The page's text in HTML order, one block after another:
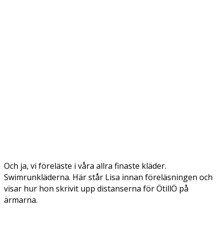
Och ja, vi föreläste i våra allra finaste kläder.
Swimrunkläderna. Här står Lisa innan föreläsningen och
visar hur hon skrivit upp distanserna för ÖtillÖ på
ärmarna.